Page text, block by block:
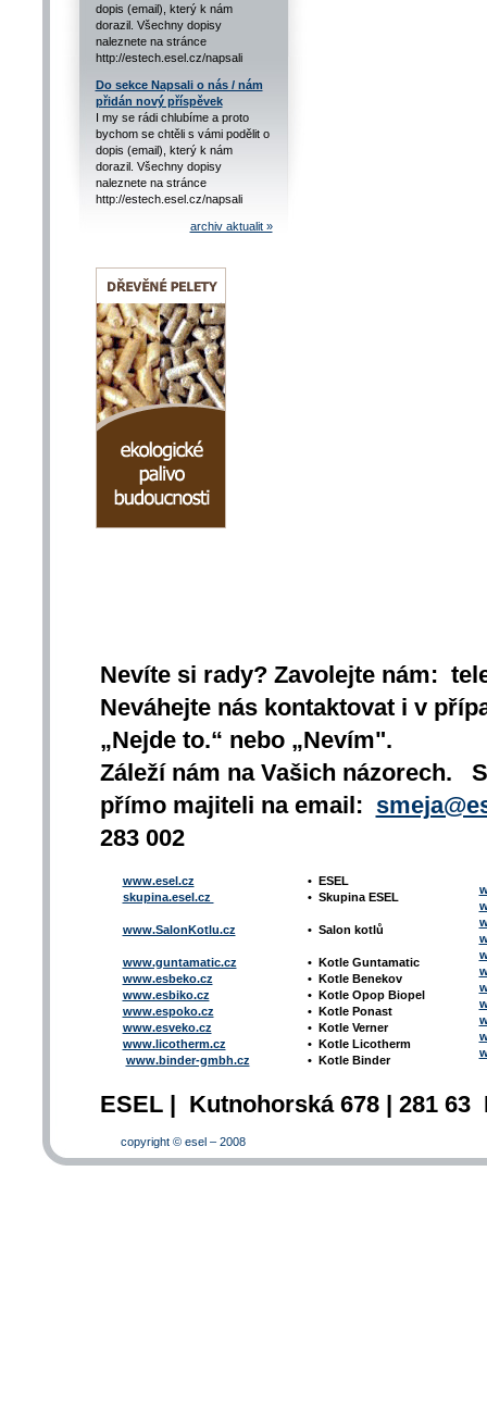
dopis (email), který k nám
dorazil. Všechny dopisy
naleznete na stránce
http://estech.esel.cz/napsali
Do sekce Napsali o nás / nám
přidán nový příspěvek
I my se rádi chlubíme a proto
bychom se chtěli s vámi podělit o
dopis (email), který k nám
dorazil. Všechny dopisy
naleznete na stránce
http://estech.esel.cz/napsali
archiv aktualit »
Nevíte si rady? Zavolejte nám:
Neváhejte nás kontaktovat i v
„Nejde to.“ nebo „Nevím".
Záleží nám na Vašich názorech.
přímo majiteli na email:
283 002
www.esel.cz
skupina.esel.cz
www.SalonKotlu.cz
www.guntamatic.cz
www.esbeko.cz
www.esbiko.cz
www.espoko.cz
www.esveko.cz
www.licotherm.cz
www.binder-gmbh.cz
• ESEL
• Skupina ESEL
• Salon kotlů
• Kotle Guntamatic
• Kotle Benekov
• Kotle Opop Biopel
• Kotle Ponast
• Kotle Verner
• Kotle Licotherm
• Kotle Binder
ESEL | Kutnohorská 678 | 281
copyright © esel – 2008